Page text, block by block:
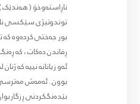
ناڕاستەوخۆ ( هەندێک
توندوتیژی سێکسی
بور جەختی کردەوە کە
ڕفاندن دەکات ، کە
ئەو زیانانە نییە کە
بوون . ئەمەش
بێدەنگکردنی